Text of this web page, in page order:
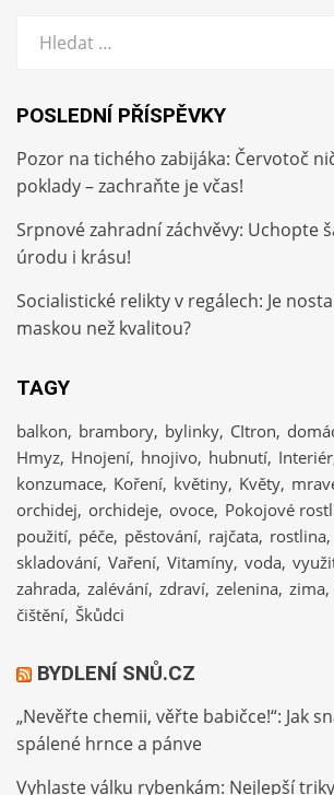
POSLEDNÍ PŘÍSPĚVKY
Pozor na tichého zabijáka: Červotoč
poklady – zachraňte je včas!
Srpnové zahradní záchvěvy: Uchopte
úrodu i krásu!
Socialistické relikty v regálech: Je
maskou než kvalitou?
TAGY
balkon brambory bylinky CItron
Hmyz Hnojení hnojivo hubnutí Interiér
konzumace Koření květiny Květy
orchidej orchideje ovoce Pokojové
použití péče pěstování rajčata rostlina
skladování Vaření Vitamíny voda
zahrada zalévání zdraví zelenina zima
čištění Škůdci
BYDLENÍ SNŮ.CZ
„Nevěřte chemii, věřte babičce!“: Jak
spálené hrnce a pánve
Vyhlaste válku rybenkám: Nejlepší